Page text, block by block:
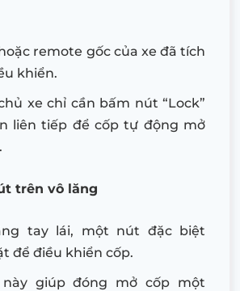
remote gốc của xe đã tích
khiển.
xe chỉ cần bấm nút “Lock”
liên tiếp để cốp tự động mở
trên vô lăng
tay lái, một nút đặc biệt
để điều khiển cốp.
này giúp đóng mở cốp một